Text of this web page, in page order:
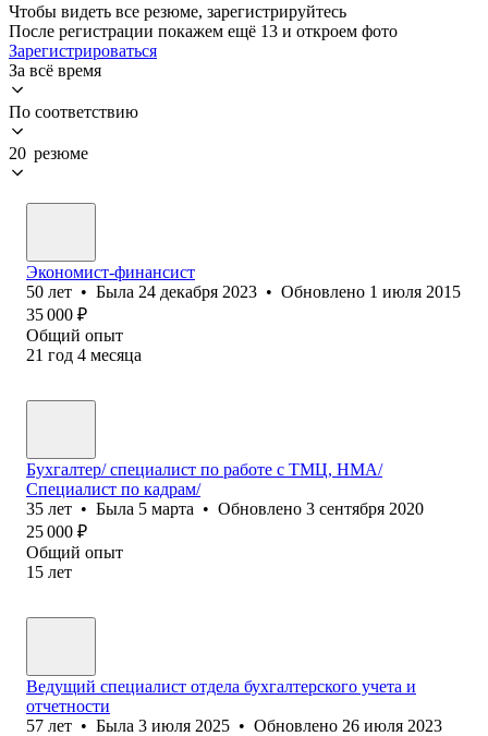
Чтобы видеть все резюме, зарегистрируйтесь
После регистрации покажем ещё 13 и откроем фото
Зарегистрироваться
За всё время
По соответствию
20 резюме
Экономист-финансист
50 лет • Была 24 декабря 2023 • Обновлено 1 июля 2015
35 000 ₽
Общий опыт
21 год 4 месяца
Бухгалтер/ специалист по работе с ТМЦ, НМА/
Специалист по кадрам/
35 лет • Была 5 марта • Обновлено 3 сентября 2020
25 000 ₽
Общий опыт
15 лет
Ведущий специалист отдела бухгалтерского учета и
отчетности
57 лет • Была 3 июля 2025 • Обновлено 26 июля 2023